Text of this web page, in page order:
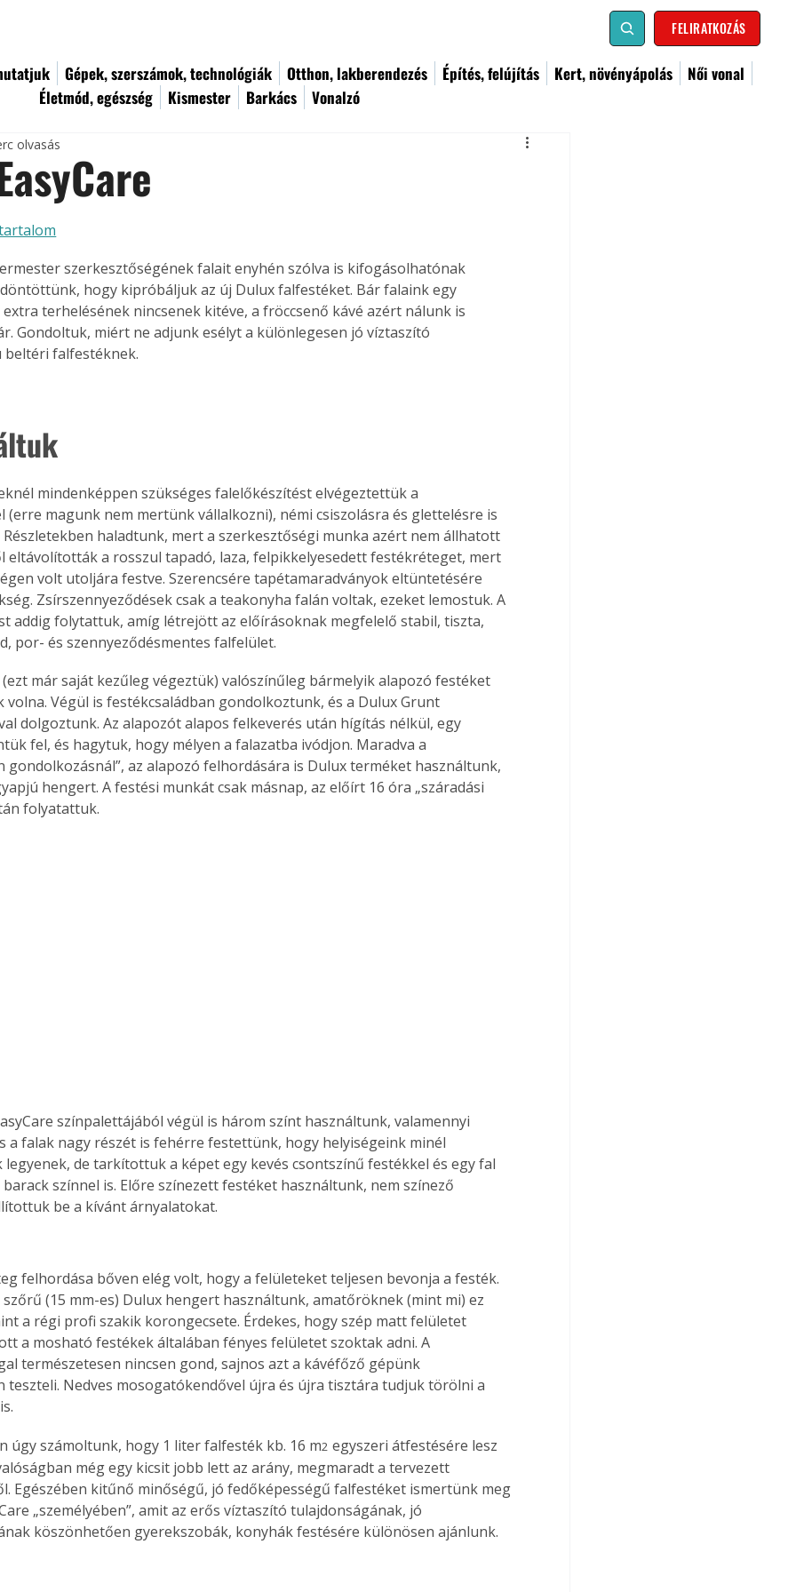
FELIRATKOZÁS
Gépek, szerszámok, technológiák Otthon, lakberendezés Építés, felújítás Kert, növényápolás
Női vonal
Életmód, egészség
Kismester Barkács Vonalzó
olvasás
szerkesztőségének falait enyhén szólva is kifogásolhatónak
hogy kipróbáljuk az új Dulux falfestéket. Bár falaink egy
terhelésének nincsenek kitéve, a fröccsenő kávé azért nálunk is
Gondoltuk, miért ne adjunk esélyt a különlegesen jó víztaszító
beltéri falfestéknek.
mindenképpen szükséges falelőkészítést elvégeztettük a
(erre magunk nem mertünk vállalkozni), némi csiszolásra és glettelésre is
Részletekben haladtunk, mert a szerkesztőségi munka azért nem állhatott
eltávolították a rosszul tapadó, laza, felpikkelyesedett festékréteget, mert
volt utoljára festve. Szerencsére tapétamaradványok eltüntetésére
Zsírszennyeződések csak a teakonyha falán voltak, ezeket lemostuk. A
addig folytattuk, amíg létrejött az előírásoknak megfelelő stabil, tiszta,
por- és szennyeződésmentes falfelület.
már saját kezűleg végeztük) valószínűleg bármelyik alapozó festéket
volna. Végül is festékcsaládban gondolkoztunk, és a Dulux Grunt
dolgoztunk. Az alapozót alapos felkeverés után hígítás nélkül, egy
fel, és hagytuk, hogy mélyen a falazatba ivódjon. Maradva a
gondolkozásnál”, az alapozó felhordására is Dulux terméket használtunk,
hengert. A festési munkát csak másnap, az előírt 16 óra „száradási
folyatattuk.
színpalettájából végül is három színt használtunk, valamennyi
a falak nagy részét is fehérre festettünk, hogy helyiségeink minél
legyenek, de tarkítottuk a képet egy kevés csontszínű festékkel és egy fal
színnel is. Előre színezett festéket használtunk, nem színező
be a kívánt árnyalatokat.
felhordása bőven elég volt, hogy a felületeket teljesen bevonja a festék.
(15 mm-es) Dulux hengert használtunk, amatőröknek (mint mi) ez
a régi profi szakik korongecsete. Érdekes, hogy szép matt felületet
a mosható festékek általában fényes felületet szoktak adni. A
természetesen nincsen gond, sajnos azt a kávéfőző gépünk
teszteli. Nedves mosogatókendővel újra és újra tisztára tudjuk törölni a
úgy számoltunk, hogy 1 liter falfesték kb. 16 m2 egyszeri átfestésére lesz
még egy kicsit jobb lett az arány, megmaradt a tervezett
Egészében kitűnő minőségű, jó fedőképességű falfestéket ismertünk meg
„személyében”, amit az erős víztaszító tulajdonságának, jó
köszönhetően gyerekszobák, konyhák festésére különösen ajánlunk.